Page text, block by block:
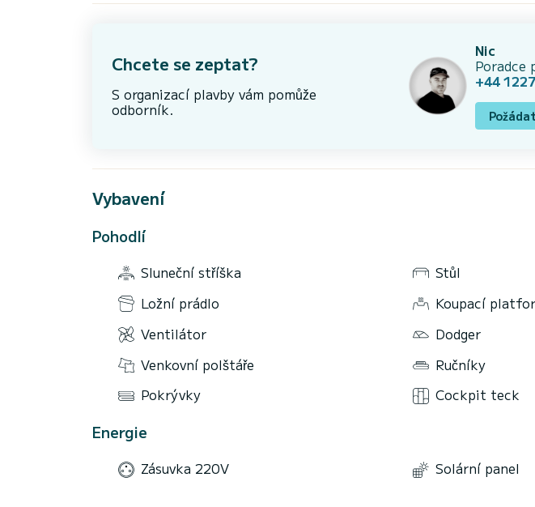
Chcete se zeptat?
S organizací plavby vám pomůže
odborník.
Nic
Poradce
+44
Vybavení
Pohodlí
Sluneční stříška
Stůl
Ložní prádlo
Koupací
Ventilátor
Dodger
Venkovní polštáře
Ručníky
Pokrývky
Cockpit teck
Energie
Zásuvka 220V Solární panel